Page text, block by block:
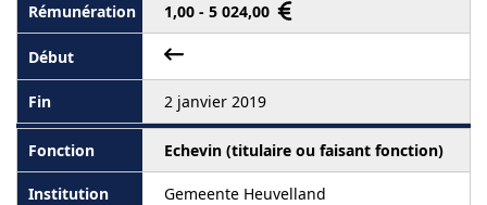
1,00 - 5 024,00
2 janvier 2019
Echevin (titulaire ou faisant fonction)
Gemeente Heuvelland